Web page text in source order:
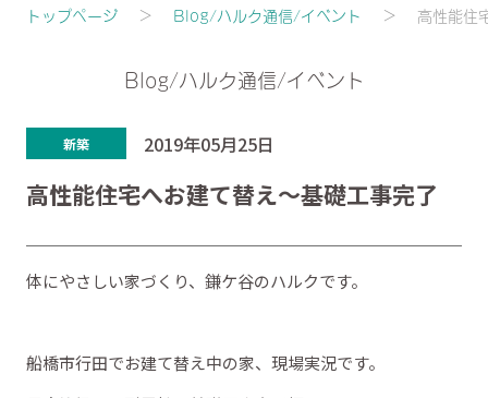
トップページ Blog/ハルク通信/イベント 高性能住
Blog/ハルク通信/イベント
新築 2019年05月25日
高性能住宅へお建て替え～基礎工事完了
体にやさしい家づくり、鎌ケ谷のハルクです。
船橋市行田でお建て替え中の家、現場実況です。